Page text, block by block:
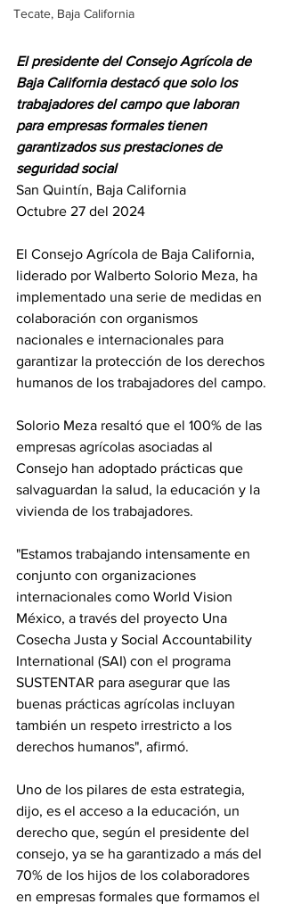
Tecate, Baja California
El presidente del Consejo Agrícola de
Baja California destacó que solo los
trabajadores del campo que laboran
para empresas formales tienen
garantizados sus prestaciones de
seguridad social
San Quintín, Baja California
Octubre 27 del 2024
El Consejo Agrícola de Baja California,
liderado por Walberto Solorio Meza, ha
implementado una serie de medidas en
colaboración con organismos
nacionales e internacionales para
garantizar la protección de los derechos
humanos de los trabajadores del campo.
Solorio Meza resaltó que el 100% de las
empresas agrícolas asociadas al
Consejo han adoptado prácticas que
salvaguardan la salud, la educación y la
vivienda de los trabajadores.
"Estamos trabajando intensamente en
conjunto con organizaciones
internacionales como World Vision
México, a través del proyecto Una
Cosecha Justa y Social Accountability
International (SAI) con el programa
SUSTENTAR para asegurar que las
buenas prácticas agrícolas incluyan
también un respeto irrestricto a los
derechos humanos", afirmó.
Uno de los pilares de esta estrategia,
dijo, es el acceso a la educación, un
derecho que, según el presidente del
consejo, ya se ha garantizado a más del
70% de los hijos de los colaboradores
en empresas formales que formamos el